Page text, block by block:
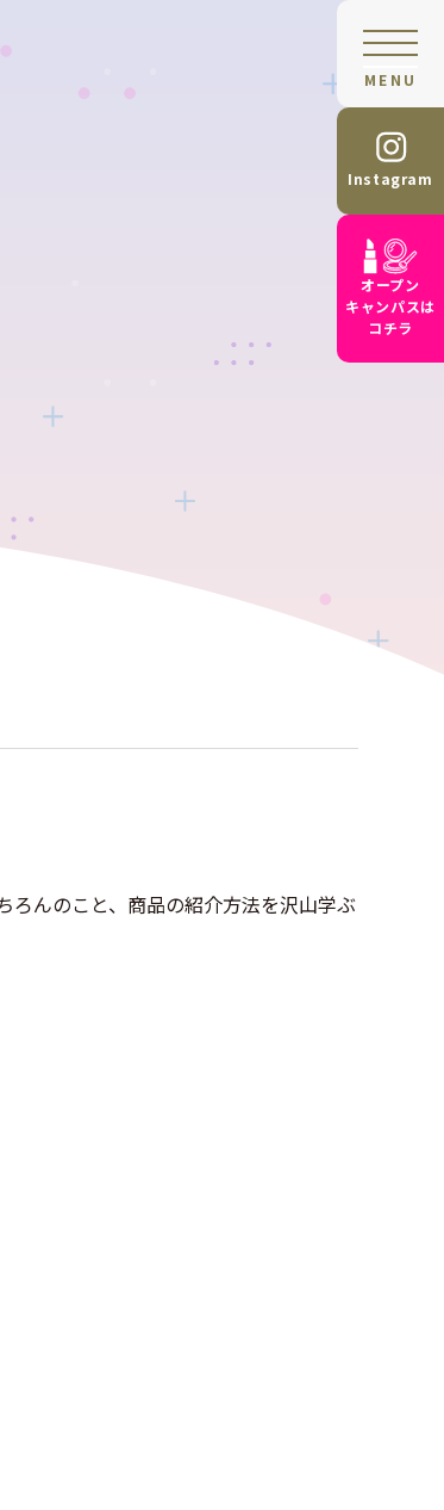
MENU
Instagram
オープン
キャンパスは
コチラ
ろんのこと、商品の紹介方法を沢山学ぶ